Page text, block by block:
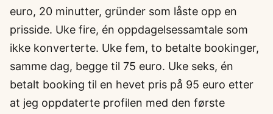
euro, 20 minutter, gründer som låste opp en
prisside. Uke fire, én oppdagelsessamtale som
ikke konverterte. Uke fem, to betalte bookinger,
samme dag, begge til 75 euro. Uke seks, én
betalt booking til en hevet pris på 95 euro etter
at jeg oppdaterte profilen med den første